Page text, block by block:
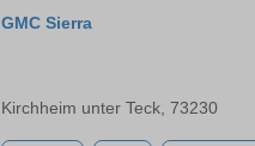
GMC Sierra
Kirchheim unter Teck, 73230